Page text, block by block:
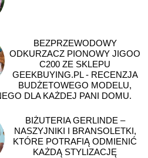
BEZPRZEWODOWY
ODKURZACZ PIONOWY JIGOO
C200 ZE SKLEPU
GEEKBUYING.PL - RECENZJA
BUDŻETOWEGO MODELU,
DLA KAŻDEJ PANI DOMU.
BIŻUTERIA GERLINDE –
NASZYJNIKI I BRANSOLETKI,
KTÓRE POTRAFIĄ ODMIENIĆ
KAŻDĄ STYLIZACJĘ